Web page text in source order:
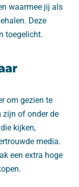
waarmee jij als
Deze
toegelicht.
om gezien te
zijn of onder de
kijken,
media.
een extra hoge